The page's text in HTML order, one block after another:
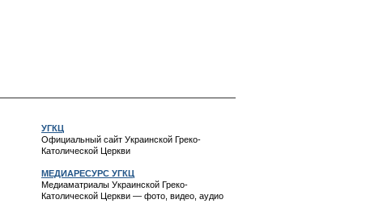
УГКЦ
Официальный сайт Украинской Греко-
Католической Церкви
МЕДИАРЕСУРС УГКЦ
Медиаматриалы Украинской Греко-
Католической Церкви — фото, видео, аудио